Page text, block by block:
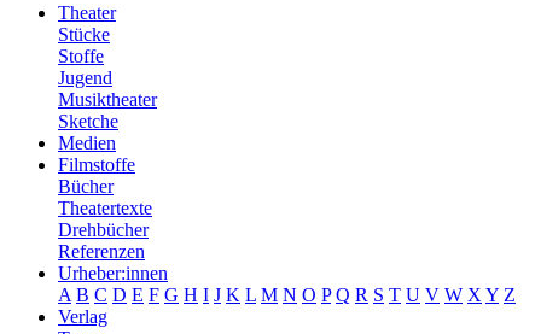
Theater
Stücke
Stoffe
Jugend
Musiktheater
Sketche
Medien
Filmstoffe
Bücher
Theatertexte
Drehbücher
Referenzen
Urheber:innen
A B C D E F G H I J K L M N O P Q R S T U V W X Y Z
Verlag